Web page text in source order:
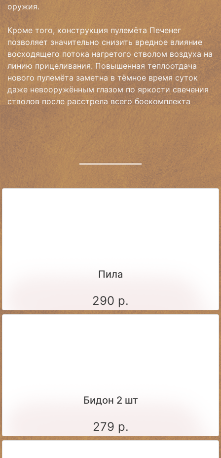
оружия.
Кроме того, конструкция пулемёта Печенег
позволяет значительно снизить вредное влияние
восходящего потока нагретого стволом воздуха на
линию прицеливания. Повышенная теплоотдача
нового пулемёта заметна в тёмное время суток
даже невооружённым глазом по яркости свечения
стволов после расстрела всего боекомплекта
Пила
290 р.
Бидон 2 шт
279 р.